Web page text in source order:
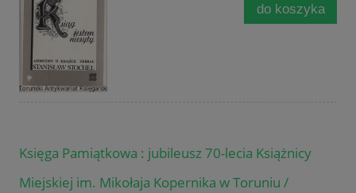
do koszyka
Księga Pamiątkowa : jubileusz 70-lecia Książnicy
Miejskiej im. Mikołaja Kopernika w Toruniu /